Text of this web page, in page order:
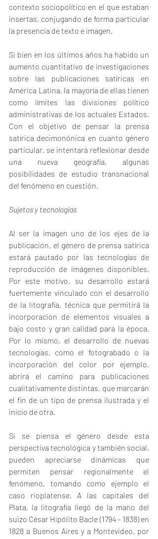
contexto sociopolítico en el que estaban
insertas, conjugando de forma particular
la presencia de texto e imagen.
Si bien en los últimos años ha habido un
aumento cuantitativo de investigaciones
sobre las publicaciones satíricas en
América Latina, la mayoría de ellas tienen
como límites las divisiones político
administrativas de los actuales Estados.
Con el objetivo de pensar la prensa
satírica decimonónica en cuanto género
particular, se intentará reflexionar desde
una nueva geografía, algunas
posibilidades de estudio transnacional
del fenómeno en cuestión.
Sujetos y tecnologías
Al ser la imagen uno de los ejes de la
publicación, el género de prensa satírica
estará pautado por las tecnologías de
reproducción de imágenes disponibles.
Por este motivo, su desarrollo estará
fuertemente vinculado con el desarrollo
de la litografía, técnica que permitirá la
incorporación de elementos visuales a
bajo costo y gran calidad para la época.
Por lo mismo, el desarrollo de nuevas
tecnologías, como el fotograbado o la
incorporación del color por ejemplo,
abrirá el camino para publicaciones
cualitativamente distintas, que marcarán
el fin de un tipo de prensa ilustrada y el
inicio de otra.
Si se piensa el género desde esta
perspectiva tecnológica y también social,
pueden apreciarse dinámicas que
permiten pensar regionalmente el
fenómeno, tomando como ejemplo el
caso rioplatense. A las capitales del
Plata, la litografía llegó de la mano del
suizo César Hipólito Bacle (1794 – 1838) en
1828 a Buenos Aires y a Montevideo, por